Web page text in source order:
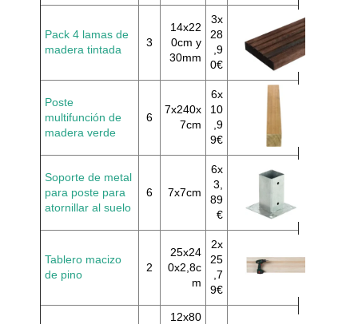
Pack 4 lamas de
madera tintada
3
14x22
0cm y
30mm
3x
28
,9
0€
Poste
multifunción de
madera verde
6
7x240x
7cm
6x
10
,9
9€
Soporte de metal
para poste para
atornillar al suelo
6 7x7cm
6x
3,
89
€
Tablero macizo
de pino
2
25x24
0x2,8c
m
2x
25
,7
9€
12x80